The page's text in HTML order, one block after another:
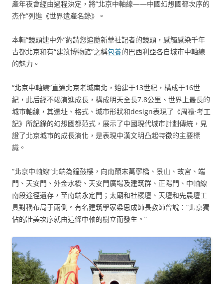
產年夜會經由過程決定，將“北京中軸線——中國幻想國都次序的
杰作”列進《世界遺產名錄》。
本輯“鏡頭連中外”約請您追隨新華社記者的鏡頭，感觸感染千年
古都北京和有“建筑博物館”之稱包養的巴西利亞各自城市中軸線
的魅力。
“北京中軸線”直通北京老城南北，始建于13世紀，構成于16世
紀，此后經不竭演進成長，構成明天全長7.8公里、世界上最長的
城市軸線，其選址、格式、城市形狀和design表現了《周禮·考工
記》所記錄的幻想國都范式，展示了中國現代城市計劃傳統，見
證了北京城市的成長演化，是表現中漢文明凸起特徵的主要標
識。
“北京中軸線”北端為鐘鼓樓，向南顛末萬寧橋、景山、故宮、端
門、天安門、外金水橋、天安門廣場及建筑群、正陽門、中軸線
南段途徑遺存，至南端永定門；太廟和社稷壇、天壇和先農壇工
具對稱布局于兩側。有名建筑學家梁思成師長教師曾說：“北京獨
佔的壯美次序就由這條中軸的樹立而發生。”